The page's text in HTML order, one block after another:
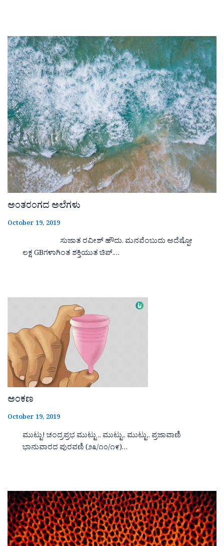
ಅಂತರಂಗದ ಅಲೆಗಳು
October 19, 2019
ಸುಜಾತ ರವೀಶ್ ಹೌದು. ಮನವೆಂಬುದು ಅದೆಷ್ಪೋ
ಲಕ್ಷ GBಗಳಾಗಿಂತ ಶಕ್ತಿಯುತ ಚಿಪ್.…
ಅಂಕಣ
October 19, 2019
ಮುಟ್ಟು! ಚಂದ್ರಪ್ರಭ ಮುಟ್ಟು .. ಮುಟ್ಟು.. ಮುಟ್ಟು.. ಪ್ರಜಾವಾಣಿ
ಭಾನುವಾರದ ಪುರವಣಿ (೨೩/೧೦/೧೯)…